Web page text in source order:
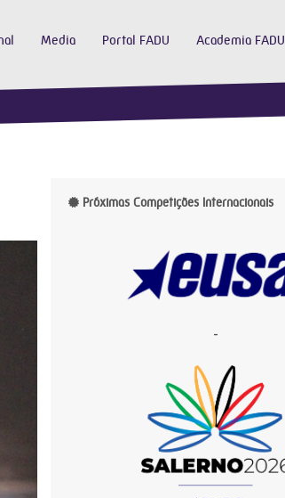
Media Portal FADU Academia FADU
Próximas Competições Internacionais
-